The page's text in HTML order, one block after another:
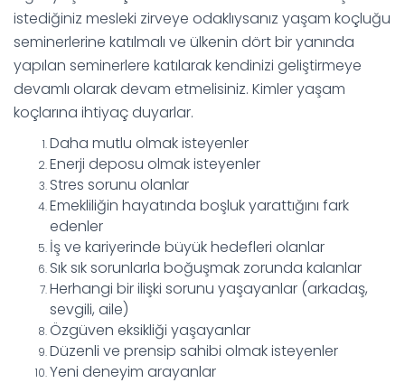
istediğiniz mesleki zirveye odaklıysanız yaşam koçluğu
seminerlerine katılmalı ve ülkenin dört bir yanında
yapılan seminerlere katılarak kendinizi geliştirmeye
devamlı olarak devam etmelisiniz. Kimler yaşam
koçlarına ihtiyaç duyarlar.
Daha mutlu olmak isteyenler
Enerji deposu olmak isteyenler
Stres sorunu olanlar
Emekliliğin hayatında boşluk yarattığını fark
edenler
İş ve kariyerinde büyük hedefleri olanlar
Sık sık sorunlarla boğuşmak zorunda kalanlar
Herhangi bir ilişki sorunu yaşayanlar (arkadaş,
sevgili, aile)
Özgüven eksikliği yaşayanlar
Düzenli ve prensip sahibi olmak isteyenler
Yeni deneyim arayanlar